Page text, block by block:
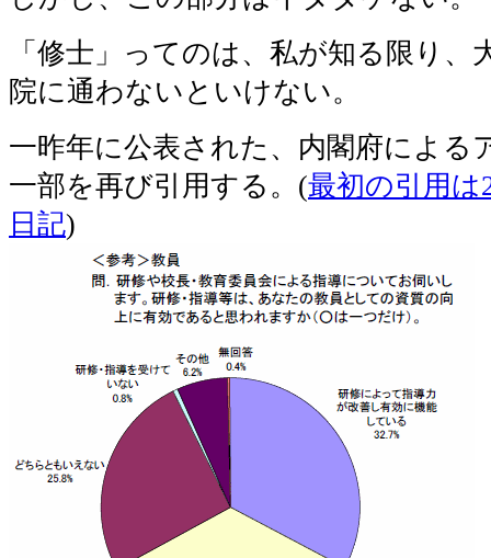
「修士」ってのは、私が知る限り、
院に通わないといけない。
一昨年に公表された、内閣府による
一部を再び引用する。(最初の引用は
日記)